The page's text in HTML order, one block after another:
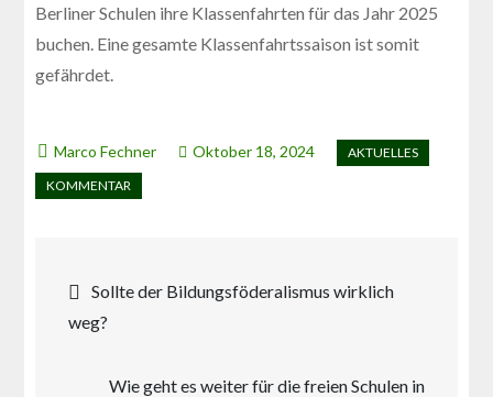
Berliner Schulen ihre Klassenfahrten für das Jahr 2025
buchen. Eine gesamte Klassenfahrtssaison ist somit
gefährdet.
Oktober 18, 2024
Beitragsnavigation
Sollte der Bildungsföderalismus wirklich
weg?
Wie geht es weiter für die freien Schulen in